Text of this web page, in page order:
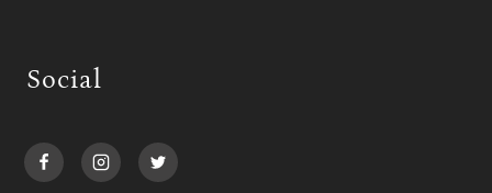
Social